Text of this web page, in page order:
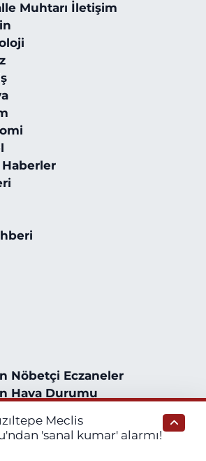
Muhtarı İletişim
Haberler
Nöbetçi Eczaneler
Hava Durumu
Trafik Yoğunluk Haritası
Meclis
'sanal kumar' alarmı!